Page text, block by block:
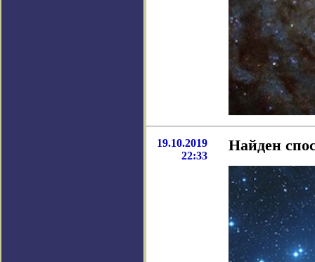
19.10.2019
22:33
Найден